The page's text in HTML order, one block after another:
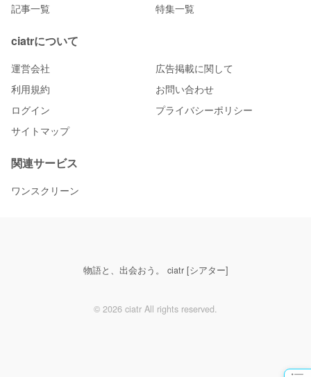
記事一覧 特集一覧
ciatrについて
運営会社
広告掲載に関して
利用規約
お問い合わせ
ログイン
プライバシーポリシー
サイトマップ
関連サービス
ワンスクリーン
物語と、出会おう。 ciatr [シアター]
© 2026 ciatr All rights reserved.